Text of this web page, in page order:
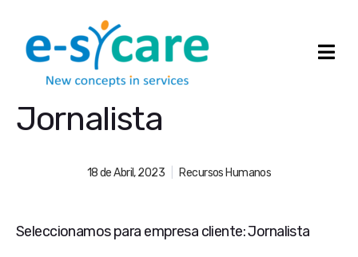
Jornalista
18 de Abril, 2023 Recursos Humanos
Seleccionamos para empresa cliente: Jornalista